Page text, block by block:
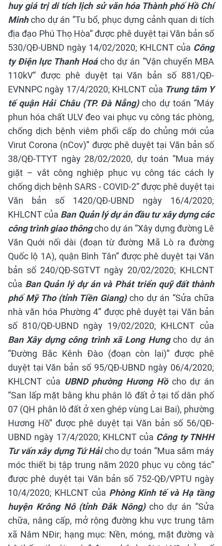
huy giá trị di tích lịch sử văn hóa Thành phố Hồ Chí
Minhcho dự án “Tu bổ, phục dựng cảnh quan di tích
địa đạo Phú Thọ Hòa” được phê duyệt tại Văn bản số
530/QĐ-UBND ngày 14/02/2020; KHLCNT của Công
ty Điện lực Thanh Hoácho dự án “Vận chuyển MBA
110kV” được phê duyệt tại Văn bản số 881/QĐ-
EVNNPC ngày 17/4/2020; KHLCNT của Trung tâm Y
tế quận Hải Châu (TP. Đà Nẵng)cho dự toán “Máy
phun hóa chất ULV đeo vai phục vụ công tác phòng,
chống dịch bệnh viêm phổi cấp do chủng mới của
Virut Corona (nCov)” được phê duyệt tại Văn bản số
38/QĐ-TTYT ngày 28/02/2020, dự toán “Mua máy
giặt – vắt công nghiệp phục vụ công tác cách ly
chống dịch bệnh SARS - COVID-2” được phê duyệt tại
Văn bản số 1420/QĐ-UBND ngày 16/4/2020;
KHLCNT của Ban Quản lý dự án đầu tư xây dựng các
công trình giao thôngcho dự án “Xây dựng đường Lê
Văn Quới nối dài (đoạn từ đường Mã Lò ra đường
Quốc lộ 1A), quận Bình Tân” được phê duyệt tại Văn
bản số 240/QĐ-SGTVT ngày 20/02/2020; KHLCNT
của Ban Quản lý dự án và Phát triển quỹ đất thành
phố Mỹ Tho (tỉnh Tiền Giang)cho dự án “Sửa chữa
nhà văn hóa Phường 4” được phê duyệt tại Văn bản
số 810/QĐ-UBND ngày 19/02/2020; KHLCNT của
Ban Xây dựng công trình xã Long Hưngcho dự án
“Đường Bắc Kênh Đào (đoạn còn lại)” được phê
duyệt tại Văn bản số 95/QĐ-UBND ngày 06/4/2020;
KHLCNT của UBND phường Hương Hồcho dự án
“San lấp mặt bằng khu phân lô đất ở tại tổ dân phố
07 (QH phân lô đất ở xen ghép vùng Lai Bai), phường
Hương Hồ” được phê duyệt tại Văn bản số 56/QĐ-
UBND ngày 17/4/2020; KHLCNT của Công ty TNHH
Tư vấn xây dựng Tứ Hảicho dự toán “Mua sắm máy
móc thiết bị tập trung năm 2020 phục vụ công tác”
được phê duyệt tại Văn bản số 752-QĐ/VPTU ngày
10/4/2020; KHLCNT của Phòng Kinh tế và Hạ tầng
huyện Krông Nô (tỉnh Đắk Nông)cho dự án “Sửa
chữa, nâng cấp, mở rộng đường khu vực trung tâm
xã Nâm NĐir; hạng mục: Nền, móng, mặt đường và